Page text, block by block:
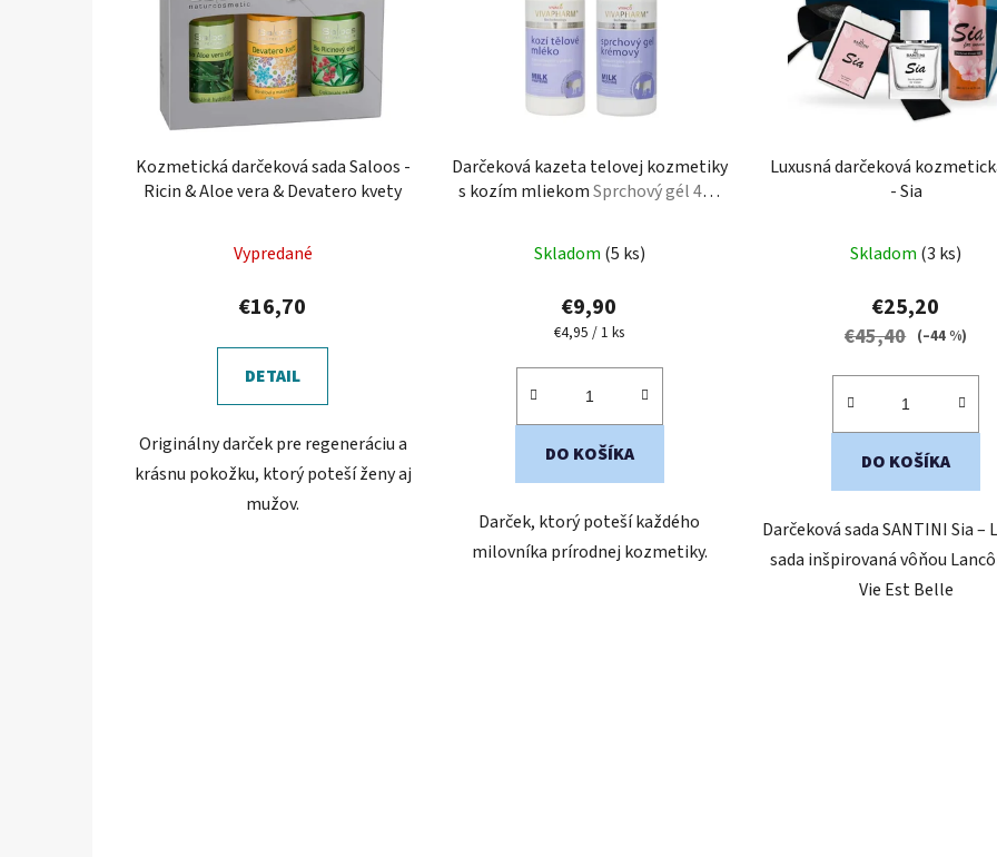
Kozmetická darčeková sada Saloos -
Ricin & Aloe vera & Devatero kvety
Vypredané
€16,70
DETAIL
Originálny darček pre regeneráciu a
krásnu pokožku, ktorý poteší ženy aj
mužov.
Darčeková kazeta telovej kozmetiky
s kozím mliekomSprchový gél 400
hodnotenie
produktu
je
z
hviezdičiek.
Skladom (5 ks)
€9,90
Jednotková
€4,95 / 1 ks
DO KOŠÍKA
Darček, ktorý poteší každého
milovníka prírodnej kozmetiky.
Luxusná darčeková
- Sia
hodnotenie
produktu
je
5
Skladom (3 ks)
€25,20
€45,40 (–44 %)
DO KOŠÍKA
Darčeková sada SANTINI Sia –
sada inšpirovaná vôňou
Vie Est Belle